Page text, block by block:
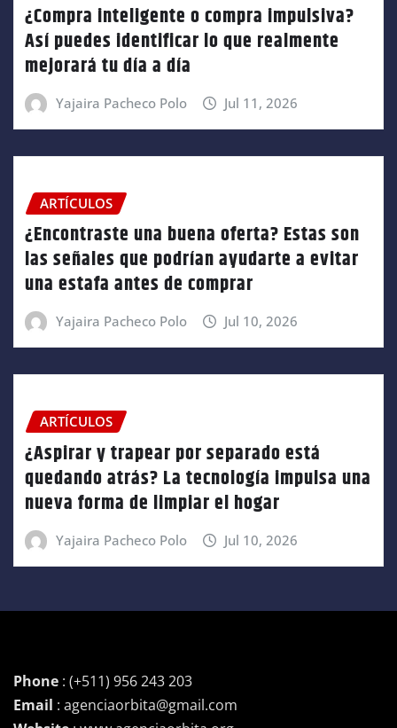
¿Compra inteligente o compra impulsiva?
Así puedes identificar lo que realmente
mejorará tu día a día
Yajaira Pacheco Polo Jul 11, 2026
ARTÍCULOS
¿Encontraste una buena oferta? Estas son
las señales que podrían ayudarte a evitar
una estafa antes de comprar
Yajaira Pacheco Polo Jul 10, 2026
ARTÍCULOS
¿Aspirar y trapear por separado está
quedando atrás? La tecnología impulsa una
nueva forma de limpiar el hogar
Yajaira Pacheco Polo Jul 10, 2026
Phone : (+511) 956 243 203
Email : agenciaorbita@gmail.com